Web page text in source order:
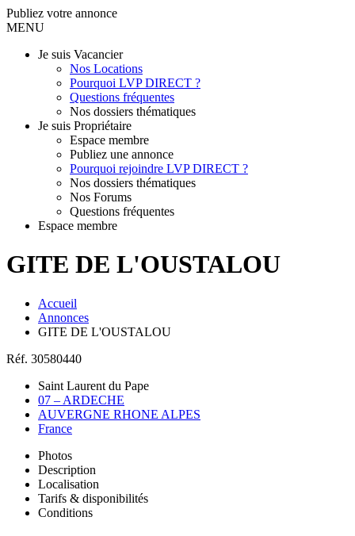
Publiez votre annonce
MENU
Je suis Vacancier
Nos Locations
Pourquoi LVP DIRECT ?
Questions fréquentes
Nos dossiers thématiques
Je suis Propriétaire
Espace membre
Publiez une annonce
Pourquoi rejoindre LVP DIRECT ?
Nos dossiers thématiques
Nos Forums
Questions fréquentes
Espace membre
GITE DE L'OUSTALOU
Accueil
Annonces
GITE DE L'OUSTALOU
Réf. 30580440
Saint Laurent du Pape
07 – ARDECHE
AUVERGNE RHONE ALPES
France
Photos
Description
Localisation
Tarifs & disponibilités
Conditions